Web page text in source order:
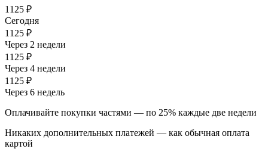
1125 ₽
Сегодня
1125 ₽
Через 2 недели
1125 ₽
Через 4 недели
1125 ₽
Через 6 недель
Оплачивайте покупки частями — по 25% каждые две недели
Никаких дополнительных платежей — как обычная оплата
картой